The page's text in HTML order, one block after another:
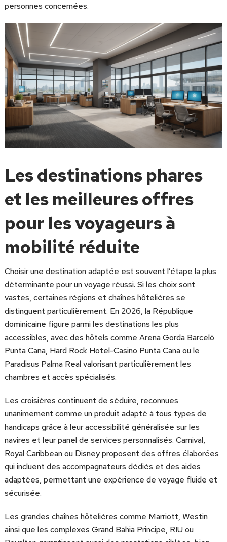
personnes concernées.
Les destinations phares
et les meilleures offres
pour les voyageurs à
mobilité réduite
Choisir une destination adaptée est souvent l’étape la plus
déterminante pour un voyage réussi. Si les choix sont
vastes, certaines régions et chaînes hôtelières se
distinguent particulièrement. En 2026, la République
dominicaine figure parmi les destinations les plus
accessibles, avec des hôtels comme Arena Gorda Barceló
Punta Cana, Hard Rock Hotel-Casino Punta Cana ou le
Paradisus Palma Real valorisant particulièrement les
chambres et accès spécialisés.
Les croisières continuent de séduire, reconnues
unanimement comme un produit adapté à tous types de
handicaps grâce à leur accessibilité généralisée sur les
navires et leur panel de services personnalisés. Carnival,
Royal Caribbean ou Disney proposent des offres élaborées
qui incluent des accompagnateurs dédiés et des aides
adaptées, permettant une expérience de voyage fluide et
sécurisée.
Les grandes chaînes hôtelières comme Marriott, Westin
ainsi que les complexes Grand Bahia Principe, RIU ou